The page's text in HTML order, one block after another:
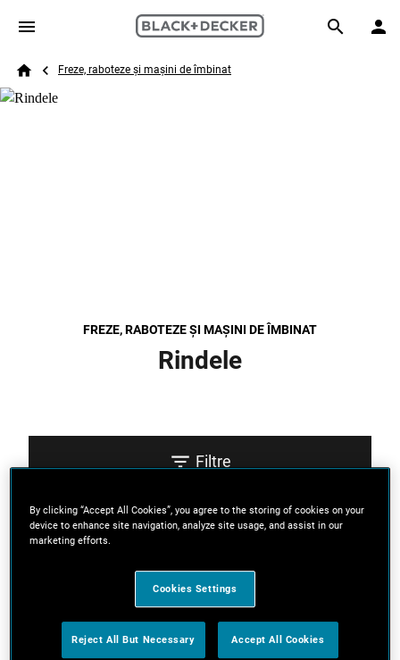
Skip to main content
Search
Breadcrumb
Freze, raboteze și mașini de îmbinat
FREZE, RABOTEZE ȘI MAȘINI DE ÎMBINAT
Rindele
Filtre
Sortați
By clicking “Accept All Cookies”, you agree to the storing of cookies on your
device to enhance site navigation, analyze site usage, and assist in our
marketing efforts.
Cookies Settings
Reject All But Necessary Accept All Cookies